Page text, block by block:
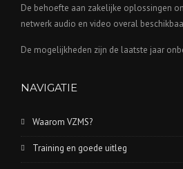
De behoefte aan zakelijke oplossingen
netwerk audio en video overal
De mogelijkheden zijn de laatste jaar
NAVIGATIE
Waarom VZMS?
Training en goede uitleg